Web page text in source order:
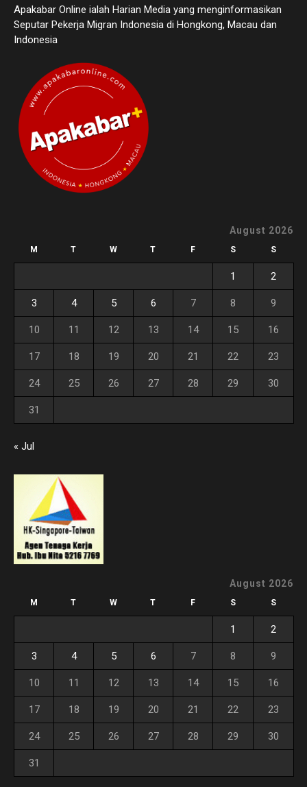
Apakabar Online ialah Harian Media yang menginformasikan
Seputar Pekerja Migran Indonesia di Hongkong, Macau dan
Indonesia
August 2026
M T W T F S S
1 2
3 4 5 6 7 8 9
10 11 12 13 14 15 16
17 18 19 20 21 22 23
24 25 26 27 28 29 30
31
« Jul
August 2026
M T W T F S S
1 2
3 4 5 6 7 8 9
10 11 12 13 14 15 16
17 18 19 20 21 22 23
24 25 26 27 28 29 30
31